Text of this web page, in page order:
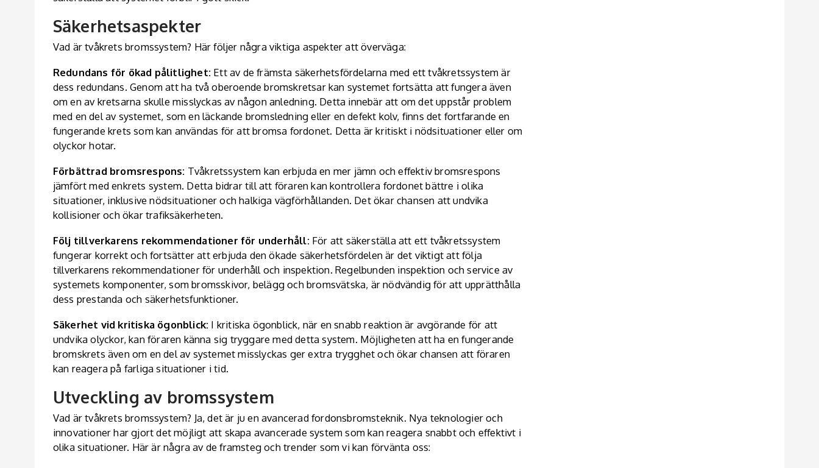
Säkerhetsaspekter
Vad är tvåkrets bromssystem? Här följer några viktiga aspekter att överväga:
Redundans för ökad pålitlighet: Ett av de främsta säkerhetsfördelarna med ett tvåkretssystem är
dess redundans. Genom att ha två oberoende bromskretsar kan systemet fortsätta att fungera även
om en av kretsarna skulle misslyckas av någon anledning. Detta innebär att om det uppstår problem
med en del av systemet, som en läckande bromsledning eller en defekt kolv, finns det fortfarande en
fungerande krets som kan användas för att bromsa fordonet. Detta är kritiskt i nödsituationer eller om
olyckor hotar.
Förbättrad bromsrespons: Tvåkretssystem kan erbjuda en mer jämn och effektiv bromsrespons
jämfört med enkrets system. Detta bidrar till att föraren kan kontrollera fordonet bättre i olika
situationer, inklusive nödsituationer och halkiga vägförhållanden. Det ökar chansen att undvika
kollisioner och ökar trafiksäkerheten.
Följ tillverkarens rekommendationer för underhåll:För att säkerställa att ett tvåkretssystem
fungerar korrekt och fortsätter att erbjuda den ökade säkerhetsfördelen är det viktigt att följa
tillverkarens rekommendationer för underhåll och inspektion. Regelbunden inspektion och service av
systemets komponenter, som bromsskivor, belägg och bromsvätska, är nödvändig för att upprätthålla
dess prestanda och säkerhetsfunktioner.
Säkerhet vid kritiska ögonblick: I kritiska ögonblick, när en snabb reaktion är avgörande för att
undvika olyckor, kan föraren känna sig tryggare med detta system. Möjligheten att ha en fungerande
bromskrets även om en del av systemet misslyckas ger extra trygghet och ökar chansen att föraren
kan reagera på farliga situationer i tid.
Utveckling av bromssystem
Vad är tvåkrets bromssystem? Ja, det är ju en avancerad fordonsbromsteknik. Nya teknologier och
innovationer har gjort det möjligt att skapa avancerade system som kan reagera snabbt och effektivt i
olika situationer. Här är några av de framsteg och trender som vi kan förvänta oss: